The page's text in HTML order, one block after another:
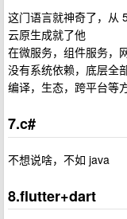
这门语言就神奇了，从
云原生成就了他
在微服务，组件服务，
没有系统依赖，底层全
编译，生态，跨平台等
7.c#
不想说啥，不如 java
8.flutter+dart